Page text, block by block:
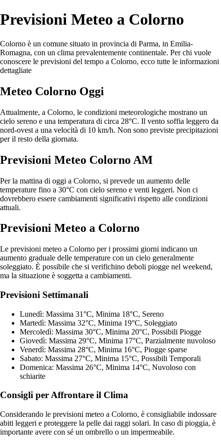
Previsioni Meteo a Colorno
Colorno è un comune situato in provincia di Parma, in Emilia-
Romagna, con un clima prevalentemente continentale. Per chi vuole
conoscere le previsioni del tempo a Colorno, ecco tutte le informazioni
dettagliate
Meteo Colorno Oggi
Attualmente, a Colorno, le condizioni meteorologiche mostrano un
cielo sereno e una temperatura di circa 28°C. Il vento soffia leggero da
nord-ovest a una velocità di 10 km/h. Non sono previste precipitazioni
per il resto della giornata.
Previsioni Meteo Colorno AM
Per la mattina di oggi a Colorno, si prevede un aumento delle
temperature fino a 30°C con cielo sereno e venti leggeri. Non ci
dovrebbero essere cambiamenti significativi rispetto alle condizioni
attuali.
Previsioni Meteo a Colorno
Le previsioni meteo a Colorno per i prossimi giorni indicano un
aumento graduale delle temperature con un cielo generalmente
soleggiato. È possibile che si verifichino deboli piogge nel weekend,
ma la situazione è soggetta a cambiamenti.
Previsioni Settimanali
Lunedì: Massima 31°C, Minima 18°C, Sereno
Martedì: Massima 32°C, Minima 19°C, Soleggiato
Mercoledì: Massima 30°C, Minima 20°C, Possibili Piogge
Giovedì: Massima 29°C, Minima 17°C, Parzialmente nuvoloso
Venerdì: Massima 28°C, Minima 16°C, Piogge sparse
Sabato: Massima 27°C, Minima 15°C, Possibili Temporali
Domenica: Massima 26°C, Minima 14°C, Nuvoloso con
schiarite
Consigli per Affrontare il Clima
Considerando le previsioni meteo a Colorno, è consigliabile indossare
abiti leggeri e proteggere la pelle dai raggi solari. In caso di pioggia, è
importante avere con sé un ombrello o un impermeabile.